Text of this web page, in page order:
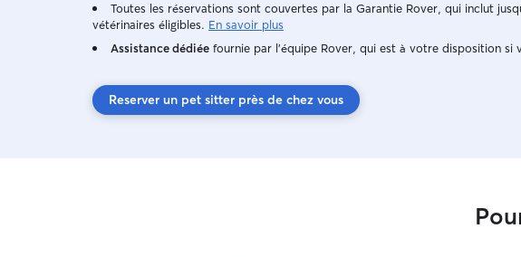
Toutes les réservations sont couvertes par la Garantie Rover, qui inclut
vétérinaires éligibles. En savoir plus
Assistance dédiée fournie par l'équipe Rover, qui est à votre disposition si
Reserver un pet sitter près de chez vous